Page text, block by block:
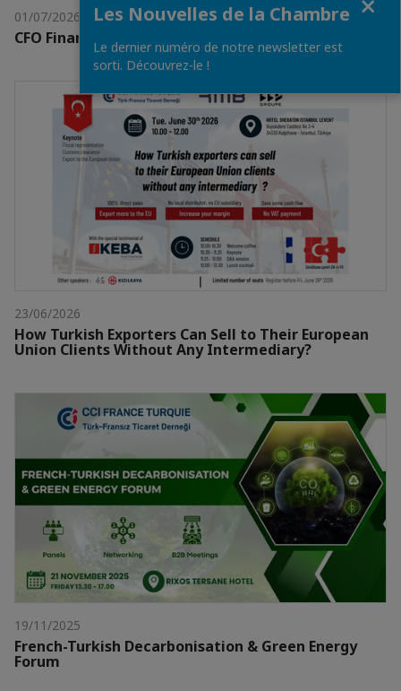
01/07/2026
CFO Finance Meeting
23/06/2026
How Turkish Exporters Can Sell to Their European
Union Clients Without Any Intermediary?
19/11/2025
French-Turkish Decarbonisation & Green Energy
Forum
Les Nouvelles de la Chambre
Le dernier numéro de notre newsletter est
sorti. Découvrez-le !